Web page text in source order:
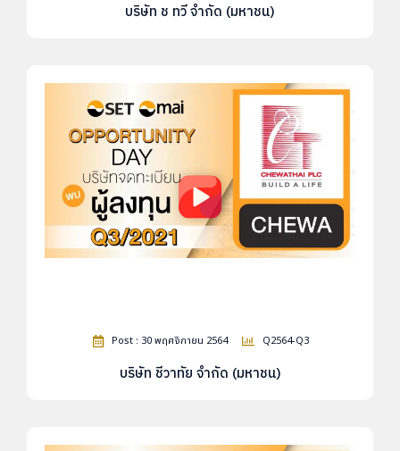
บริษัท ช ทวี จำกัด (มหาชน)
Post : 30 พฤศจิกายน 2564 Q2564-Q3
บริษัท ชีวาทัย จำกัด (มหาชน)